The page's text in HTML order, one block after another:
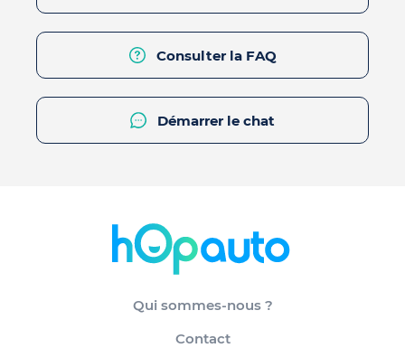
Consulter la FAQ
Démarrer le chat
Qui sommes-nous ?
Contact